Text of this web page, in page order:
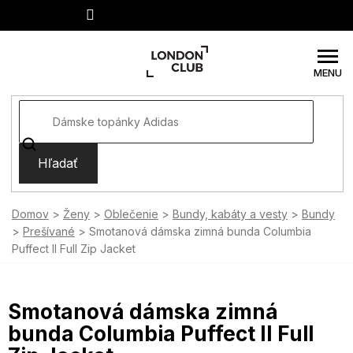
Hľadať
Domov Ženy Oblečenie Bundy, kabáty a vesty
Bundy
Prešívané
Smotanová dámska zimná bunda Columbia
Puffect II Full Zip Jacket
Smotanová dámska zimná
bunda Columbia Puffect II Full